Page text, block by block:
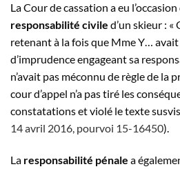
La Cour de cassation a eu
responsabilité civile d’un skieur : «
retenant à la fois que Mme Y…
d’imprudence engageant sa
n’avait pas méconnu de règle de la
cour d’appel n’a pas tiré les
constatations et violé le texte
14 avril 2016, pourvoi 15-16450).
La responsabilité pénale a